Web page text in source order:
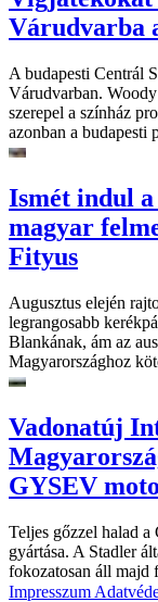
Várudvarba
A budapesti Centrál
Várudvarban.
szerepel a színház
azonban a budapesti
Ismét indul
magyar
Fityus
Augusztus elején
legrangosabb
Blankának, ám az
Magyarországhoz
Vadonatúj
GYSEV
Teljes gőzzel halad
gyártása. A Stadler
fokozatosan áll majd
Impresszum